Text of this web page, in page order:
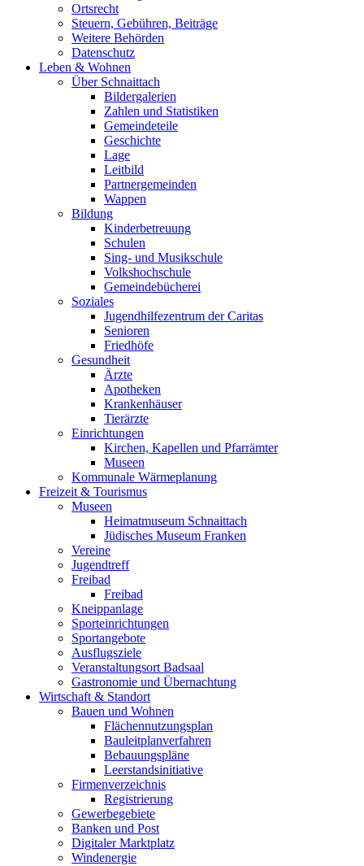
Ortsrecht
Steuern, Gebühren, Beiträge
Weitere Behörden
Datenschutz
Leben & Wohnen
Über Schnaittach
Bildergalerien
Zahlen und Statistiken
Gemeindeteile
Geschichte
Lage
Leitbild
Partnergemeinden
Wappen
Bildung
Kinderbetreuung
Schulen
Sing- und Musikschule
Volkshochschule
Gemeindebücherei
Soziales
Jugendhilfezentrum der Caritas
Senioren
Friedhöfe
Gesundheit
Ärzte
Apotheken
Krankenhäuser
Tierärzte
Einrichtungen
Kirchen, Kapellen und Pfarrämter
Museen
Kommunale Wärmeplanung
Freizeit & Tourismus
Museen
Heimatmuseum Schnaittach
Jüdisches Museum Franken
Vereine
Jugendtreff
Freibad
Freibad
Kneippanlage
Sporteinrichtungen
Sportangebote
Ausflugsziele
Veranstaltungsort Badsaal
Gastronomie und Übernachtung
Wirtschaft & Standort
Bauen und Wohnen
Flächennutzungsplan
Bauleitplanverfahren
Bebauungspläne
Leerstandsinitiative
Firmenverzeichnis
Registrierung
Gewerbegebiete
Banken und Post
Digitaler Marktplatz
Windenergie